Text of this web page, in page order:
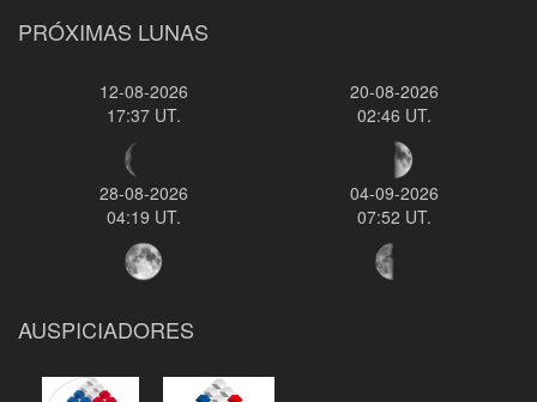
PRÓXIMAS LUNAS
12-08-2026
17:37 UT.
20-08-2026
02:46 UT.
28-08-2026
04:19 UT.
04-09-2026
07:52 UT.
AUSPICIADORES